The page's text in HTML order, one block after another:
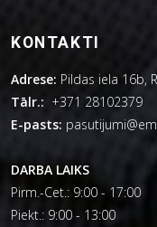
KONTAKTI
Adrese: Pildas iela 16b,
Tālr.: +371 28102379
E-pasts:
DARBA LAIKS
Pirm.-Cet.: 9:00 - 17:00
Piekt.: 9:00 - 13:00